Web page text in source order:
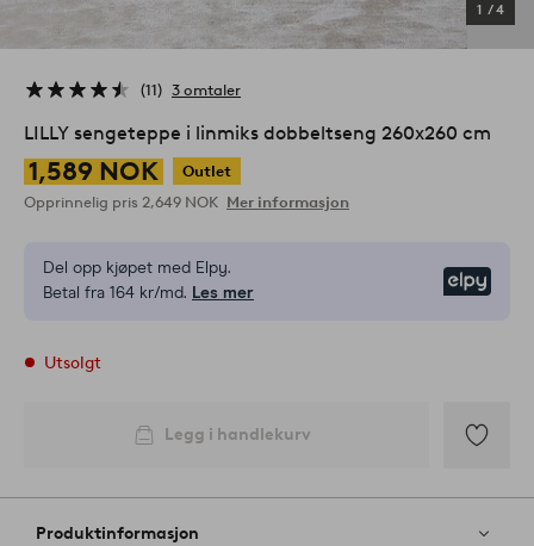
1 /4
11 3 omtaler
LILLY sengeteppe i linmiks dobbeltseng 260x260 cm
1,589 NOK
Outlet
Opprinnelig pris 2,649 NOK Mer informasjon
Del opp kjøpet med Elpy.
Betal fra 164 kr/md. Les mer
Utsolgt
Legg i handlekurv
til
Produktinformasjon